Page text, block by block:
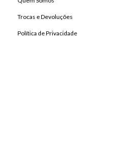
Trocas e Devoluções
Política de Privacidade